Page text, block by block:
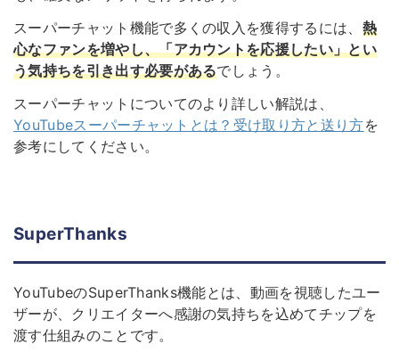
スーパーチャット機能で多くの収入を獲得するには、 熱
心なファンを増やし、「アカウントを応援したい」とい
う気持ちを引き出す必要があるでしょう。
スーパーチャットについてのより詳しい解説は、
YouTubeスーパーチャットとは？受け取り方と送り方を
参考にしてください。
SuperThanks
YouTubeのSuperThanks機能とは、動画を視聴したユー
ザーが、クリエイターへ感謝の気持ちを込めてチップを
渡す仕組みのことです。